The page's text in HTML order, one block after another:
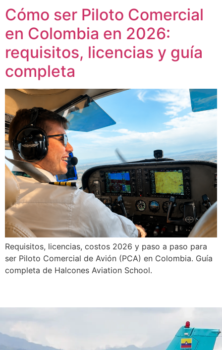
Cómo ser Piloto Comercial
en Colombia en 2026:
requisitos, licencias y guía
completa
Requisitos, licencias, costos 2026 y paso a paso para
ser Piloto Comercial de Avión (PCA) en Colombia. Guía
completa de Halcones Aviation School.